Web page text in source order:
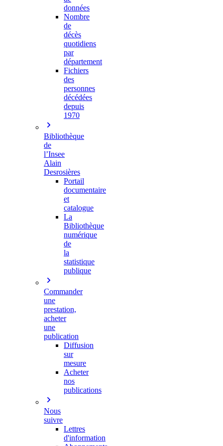
données
Nombre
de
décès
quotidiens
par
département
Fichiers
des
personnes
décédées
depuis
1970
Bibliothèque
de
l’Insee
Alain
Desrosières
Portail
documentaire
et
catalogue
La
Bibliothèque
numérique
de
la
statistique
publique
Commander
une
prestation,
acheter
une
publication
Diffusion
sur
mesure
Acheter
nos
publications
Nous
suivre
Lettres
d'information